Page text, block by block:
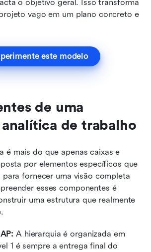
o objetivo geral. Isso transforma
vago em um plano concreto e
este modelo
de uma
de trabalho
é mais do que apenas caixas e
por elementos específicos que
fornecer uma visão completa
esses componentes é
uma estrutura que realmente
A hierarquia é organizada em
1 é sempre a entrega final do